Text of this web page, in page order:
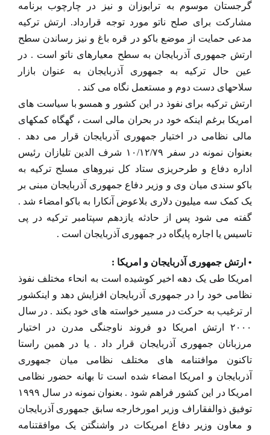
گرجستان موسوم به ترابوزان و نیز در چارچوب برنامه
مشارکت برای صلح ناتو مورد توجه قرارداد. ارتش ترکیه
مدعی حمایت از موضع باکو در قره باغ و نیز رساندن سطح
ارتش جمهوری آذربایجان به سطح معیارهای ناتو است . در
عین حال ترکیه به جمهوری آذربایجان به عنوان بازار
سلاحهای دست دوم و مستعمل نگاه می کند .
ارتش ترکیه برای نفوذ در این کشور و همسو با سیاست های
امریکا برغم اینکه خود در بحران مالی است ، گهگاه کمکهای
مالی نظامی در اختیار جمهوری آذربایجان قرار می دهد .
بعنوان نمونه در سفر ۱۰/۱۲/۷۹ شرف الدین تلیازان رئیس
اداره دفاع و طرحریزی ستاد کل نیروهای مسلح ترکیه به
باکو سندی میان وی و وزیر دفاع جمهوری آذربایجان مبنی بر
یک کمک سه میلیون دلاری بلاعوض آنکارا به باکو امضاء شد .
گفته می شود پس از حادثه یازدهم سپتامبر ترکیه در پی
تاسیس یا اجاره پایگاه در جمهوری آذربایجان است .
• ارتش جمهوری آذربایجان و امریکا :
امریکا طی یک دهه اخیر کوشیده است به انحاء مختلف نفوذ
نظامی خود را در جمهوری آذربایجان افزایش دهد و اینکشور
ار ترغیب به حرکت در مسیر خواسته های خود بکند . در سال
۲۰۰۰ ارتش امریکا دو فروند ناوجنگی مدرن در اختیار
مرزبانان جمهوری آذربایجان قرار داد . یا در همین راستا
تاکنون موافتنامه های مختلف نظامی میان جمهوری
آذربایجان و امریکا امضاء شده است تا بهانه حضور نظامی
امریکا در این کشور فراهم شود . بعنوان نمونه در سال ۱۹۹۹
توفیق ذوالفقاراف وزیر امورخارجه سابق جمهوری آذربایجان
و معاون وزیر دفاع امریکات در واشنگتن یک موافقتنامه